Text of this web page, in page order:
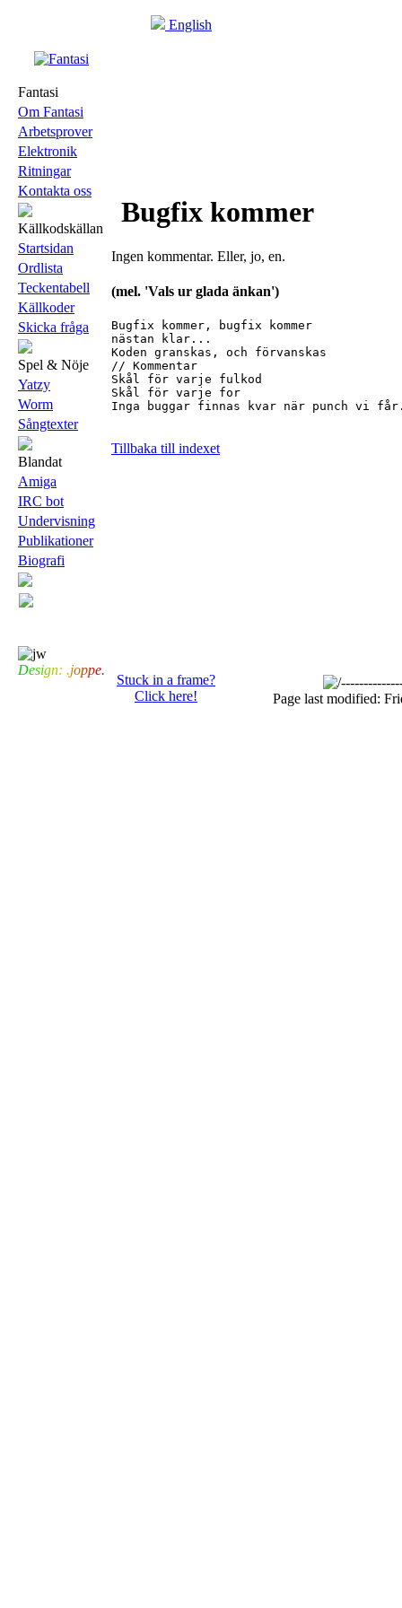
English
Fantasi
Om Fantasi
Arbetsprover
Elektronik
Ritningar
Kontakta oss
Källkodskällan
Startsidan
Ordlista
Teckentabell
Källkoder
Skicka fråga
Spel & Nöje
Yatzy
Worm
Sångtexter
Blandat
Amiga
IRC bot
Undervisning
Publikationer
Biografi
Bugfix kommer
Ingen kommentar. Eller, jo, en.
(mel. 'Vals ur glada änkan')
Bugfix kommer, bugfix kommer
nästan klar...
Koden granskas, och förvanskas
// Kommentar
Skål för varje fulkod
Skål för varje for
Inga buggar finnas kvar när punch vi
Tillbaka till indexet
Design: .joppe.
Stuck in a frame?
Click here!
Page last modified: